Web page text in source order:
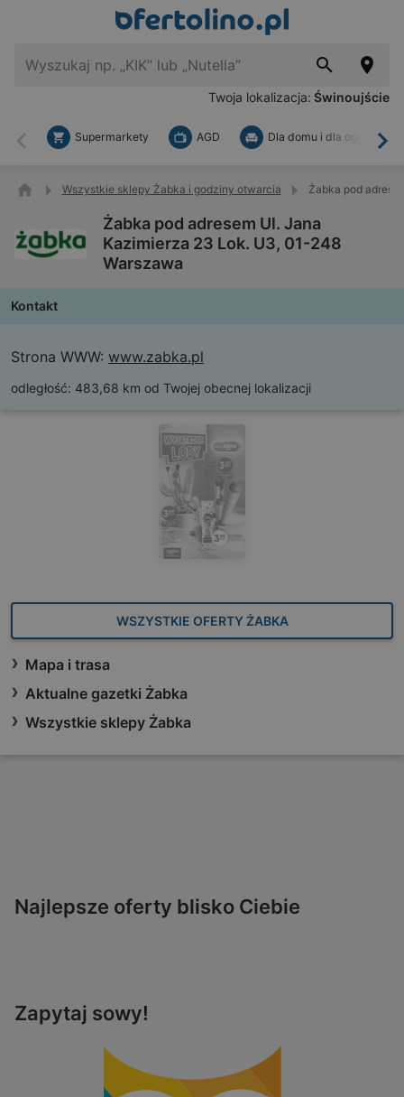
Twoja lokalizacja: Świnoujście
Wstecz
Supermarkety AGD Dla domu i dla ogrodu
Wszystkie sklepy Żabka i godziny otwarcia Żabka pod
Żabka pod adresem Ul. Jana
Kazimierza 23 Lok. U3, 01-248
Warszawa
Kontakt
Strona WWW: www.zabka.pl
odległość: 483,68 km od Twojej obecnej lokalizacji
WSZYSTKIE OFERTY ŻABKA
Mapa i trasa
Aktualne gazetki Żabka
Wszystkie sklepy Żabka
Najlepsze oferty blisko Ciebie
Zapytaj sowy!